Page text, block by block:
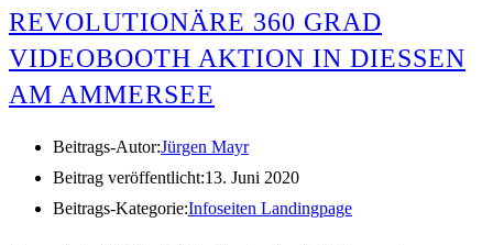
REVOLUTIONÄRE 360 GRAD
VIDEOBOOTH AKTION IN DIESSEN A
M AMMERSEE
Beitrags-Autor:Jürgen Mayr
Beitrag veröffentlicht:13. Juni 2020
Beitrags-Kategorie:Infoseiten Landingpage